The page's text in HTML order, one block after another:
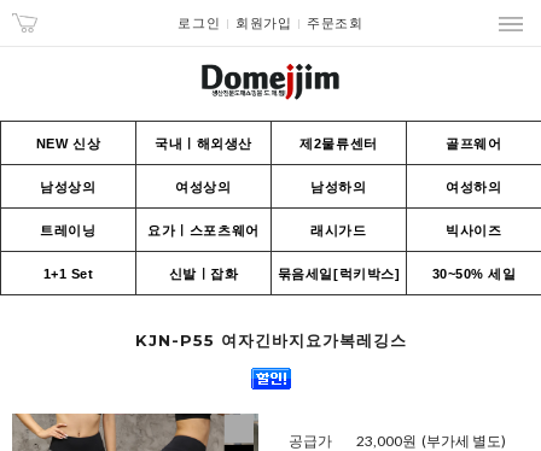
로그인 회원가입 주문조회
NEW 신상 국내ㅣ해외생산 제2물류센터 골프웨어
남성상의 여성상의 남성하의 여성하의
트레이닝 요가ㅣ스포츠웨어 래시가드 빅사이즈
1+1 Set 신발ㅣ잡화 묶음세일[럭키박스] 30~50% 세일
KJN-P55 여자긴바지요가복레깅스
공급가 23,000원 (부가세 별도)